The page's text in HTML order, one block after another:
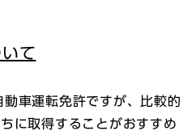
て
車運転免許ですが、比較的
に取得することがおすすめ